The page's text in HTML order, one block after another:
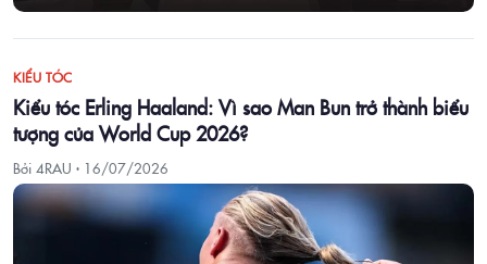
KIỂU TÓC
Kiểu tóc Erling Haaland: Vì sao Man Bun trở thành biểu
tượng của World Cup 2026?
Bởi 4RAU · 16/07/2026